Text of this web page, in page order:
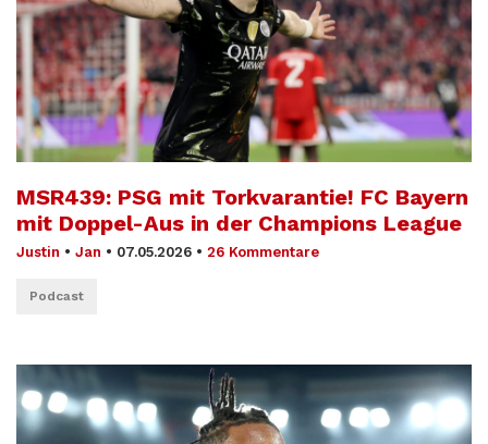
MSR439: PSG mit Torkvarantie! FC Bayern
mit Doppel-Aus in der Champions League
Justin • Jan • 07.05.2026 • 26 Kommentare
Podcast